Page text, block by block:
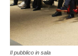
Il pubblico in sala